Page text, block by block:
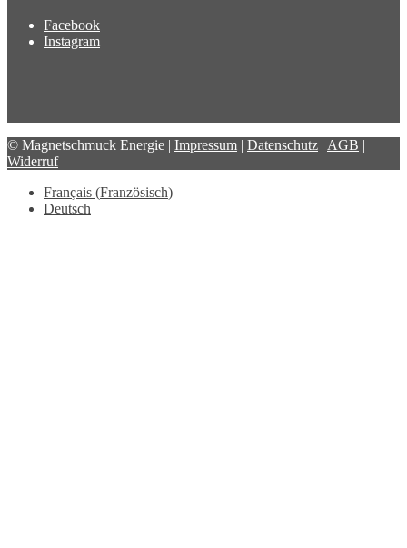
Facebook
Instagram
© Magnetschmuck Energie | Impressum | Datenschutz | AGB |
Widerruf
Français (Französisch)
Deutsch